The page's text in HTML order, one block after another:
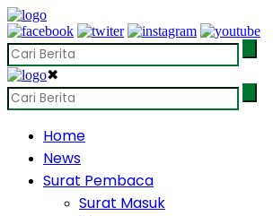
✖
Home
News
Surat Pembaca
Surat Masuk